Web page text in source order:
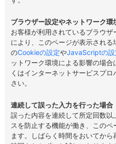
ブラウザー設定やネットワーク環
お客様が利用されているブラウ
により、このページが表示され
のCookieの設定やJavaScriptの設
ットワーク環境による影響の場
くはインターネットサービスプ
さい。
連続して誤った入力を行った場合
誤った内容を連続して所定回数
スを防止する機能が働き、この
ます。しばらく時間をおいてから